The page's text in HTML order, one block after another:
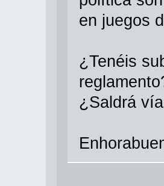
en juegos
¿Tenéis
¿Saldrá